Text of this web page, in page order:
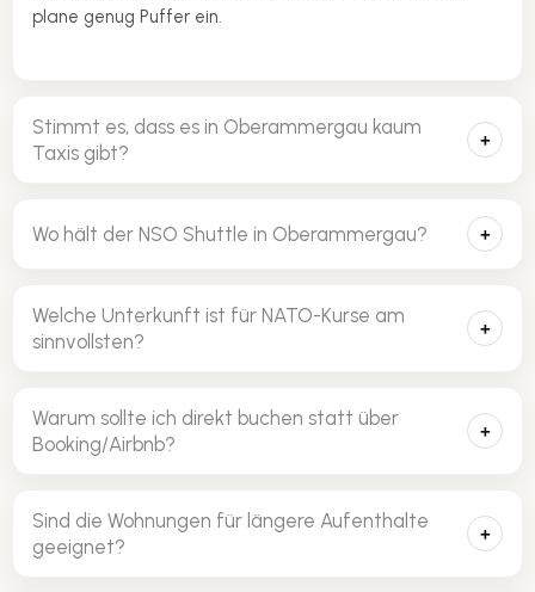
plane genug Puffer ein.
Stimmt es, dass es in Oberammergau kaum
Taxis gibt?
+
Wo hält der NSO Shuttle in Oberammergau? +
Welche Unterkunft ist für NATO-Kurse am
sinnvollsten?
+
Warum sollte ich direkt buchen statt über
Booking/Airbnb?
+
Sind die Wohnungen für längere Aufenthalte
geeignet?
+